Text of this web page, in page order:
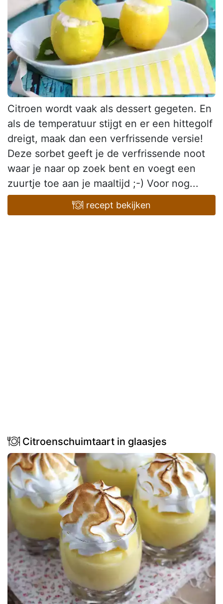
Citroen wordt vaak als dessert gegeten. En
als de temperatuur stijgt en er een hittegolf
dreigt, maak dan een verfrissende versie!
Deze sorbet geeft je de verfrissende noot
waar je naar op zoek bent en voegt een
zuurtje toe aan je maaltijd ;-) Voor nog...
recept bekijken
Citroenschuimtaart in glaasjes